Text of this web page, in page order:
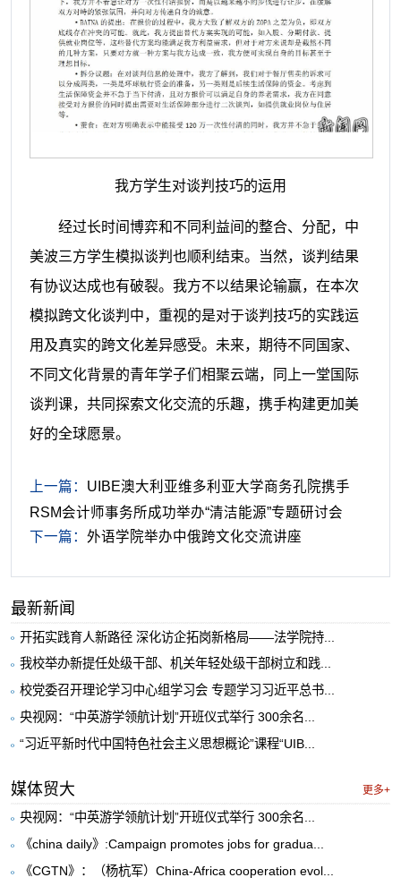
我方学生对谈判技巧的运用
经过长时间博弈和不同利益间的整合、分配，中
美波三方学生模拟谈判也顺利结束。当然，谈判结果
有协议达成也有破裂。我方不以结果论输赢，在本次
模拟跨文化谈判中，重视的是对于谈判技巧的实践运
用及真实的跨文化差异感受。 未来，期待不同国家、
不同文化背景的青年学子们相聚云端，同上一堂国际
谈判课，共同探索文化交流的乐趣，携手构建更加美
好的全球愿景。
上一篇： UIBE澳大利亚维多利亚大学商务孔院携手
RSM会计师事务所成功举办“清洁能源”专题研讨会
下一篇： 外语学院举办中俄跨文化交流讲座
最新新闻
开拓实践育人新路径 深化访企拓岗新格局——法学院持...
我校举办新提任处级干部、机关年轻处级干部树立和践...
校党委召开理论学习中心组学习会 专题学习习近平总书...
央视网：“中英游学领航计划”开班仪式举行 300余名...
“习近平新时代中国特色社会主义思想概论”课程“UIB...
媒体贸大 更多+
央视网：“中英游学领航计划”开班仪式举行 300余名...
《china daily》:Campaign promotes jobs for gradua...
《CGTN》：（杨杭军）China-Africa cooperation evol...